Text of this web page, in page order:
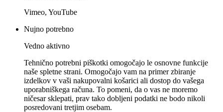
Vimeo, YouTube
Nujno potrebno
Vedno aktivno
Tehnično potrebni piškotki omogočajo le osnovne funkcije
naše spletne strani. Omogočajo vam na primer zbiranje
izdelkov v vaši nakupovalni košarici ali dostop do vašega
uporabniškega računa. To pomeni, da o vas ne moremo
ničesar sklepati, prav tako dobljeni podatki ne bodo nikoli
posredovani tretjim osebam.